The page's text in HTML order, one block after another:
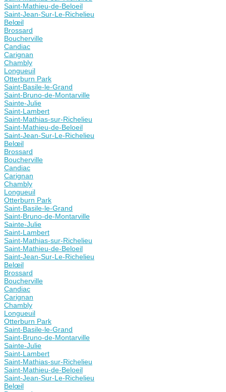
Saint-Mathieu-de-Beloeil
Saint-Jean-Sur-Le-Richelieu
Belœil
Brossard
Boucherville
Candiac
Carignan
Chambly
Longueuil
Otterburn Park
Saint-Basile-le-Grand
Saint-Bruno-de-Montarville
Sainte-Julie
Saint-Lambert
Saint-Mathias-sur-Richelieu
Saint-Mathieu-de-Beloeil
Saint-Jean-Sur-Le-Richelieu
Belœil
Brossard
Boucherville
Candiac
Carignan
Chambly
Longueuil
Otterburn Park
Saint-Basile-le-Grand
Saint-Bruno-de-Montarville
Sainte-Julie
Saint-Lambert
Saint-Mathias-sur-Richelieu
Saint-Mathieu-de-Beloeil
Saint-Jean-Sur-Le-Richelieu
Belœil
Brossard
Boucherville
Candiac
Carignan
Chambly
Longueuil
Otterburn Park
Saint-Basile-le-Grand
Saint-Bruno-de-Montarville
Sainte-Julie
Saint-Lambert
Saint-Mathias-sur-Richelieu
Saint-Mathieu-de-Beloeil
Saint-Jean-Sur-Le-Richelieu
Belœil